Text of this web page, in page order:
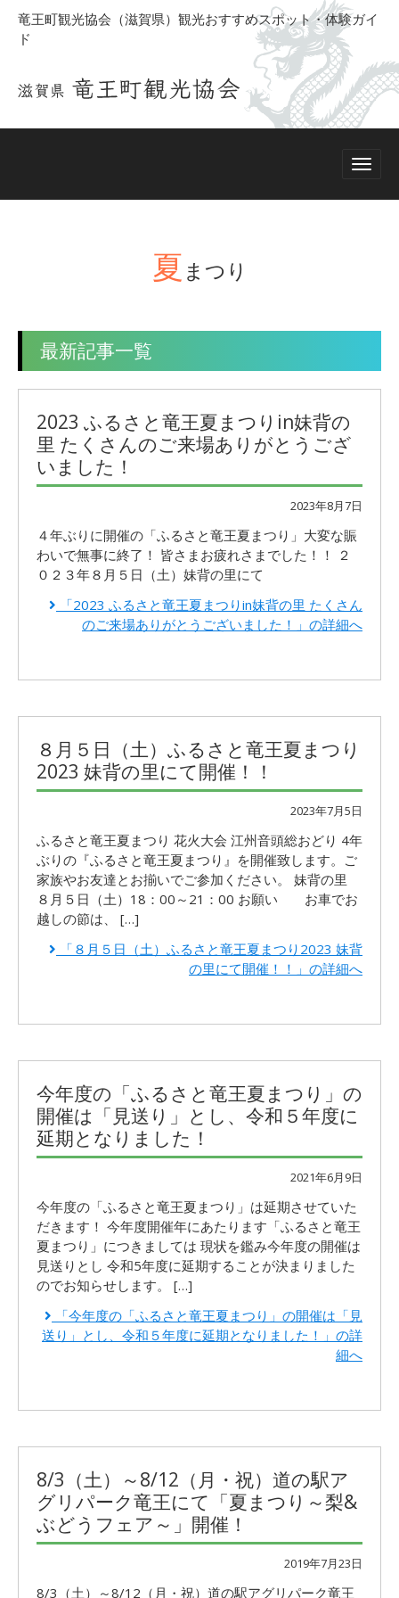
竜王町観光協会（滋賀県）観光おすすめスポット・体験ガイ
ド
夏まつり
最新記事一覧
2023 ふるさと竜王夏まつりin妹背の
里 たくさんのご来場ありがとうござ
いました！
2023年8月7日
４年ぶりに開催の「ふるさと竜王夏まつり」大変な賑
わいで無事に終了！ 皆さまお疲れさまでした！！ ２
０２３年８月５日（土）妹背の里にて
「2023 ふるさと竜王夏まつりin妹背の里 たくさん
のご来場ありがとうございました！」の詳細へ
８月５日（土）ふるさと竜王夏まつり
2023 妹背の里にて開催！！
2023年7月5日
ふるさと竜王夏まつり 花火大会 江州音頭総おどり 4年
ぶりの『ふるさと竜王夏まつり』を開催致します。ご
家族やお友達とお揃いでご参加ください。 妹背の里
８月５日（土）18：00～21：00 お願い お車でお
越しの節は、 […]
「８月５日（土）ふるさと竜王夏まつり2023 妹背
の里にて開催！！」の詳細へ
今年度の「ふるさと竜王夏まつり」の
開催は「見送り」とし、令和５年度に
延期となりました！
2021年6月9日
今年度の「ふるさと竜王夏まつり」は延期させていた
だきます！ 今年度開催年にあたります「ふるさと竜王
夏まつり」につきましては 現状を鑑み今年度の開催は
見送りとし 令和5年度に延期することが決まりました
のでお知らせします。 […]
「今年度の「ふるさと竜王夏まつり」の開催は「見
送り」とし、令和５年度に延期となりました！」の詳
細へ
8/3（土）～8/12（月・祝）道の駅ア
グリパーク竜王にて「夏まつり～梨&
ぶどうフェア～」開催！
2019年7月23日
8/3（土）～8/12（月・祝）道の駅アグリパーク竜王